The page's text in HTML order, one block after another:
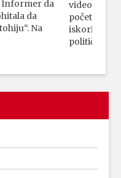
Informer da
da
Na
video-
početka
iskorišćava
političkim